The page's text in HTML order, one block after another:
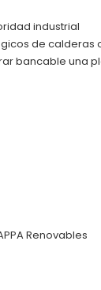
industrial
de calderas
bancable una
Renovables